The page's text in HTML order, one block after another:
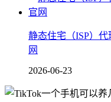
静态住宅（ISP）
网
2026-06-23